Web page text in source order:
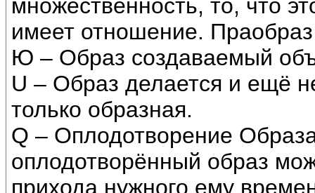
множественность, то, что
имеет отношение.
Ю – Образ создаваемый
U – Образ делается и ещё
только образная.
Q – Оплодотворение
оплодотворённый образ
прихода нужного ему